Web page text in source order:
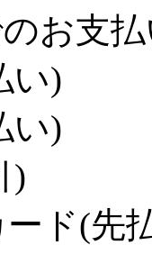
お支
い)
い)
)
ド(先